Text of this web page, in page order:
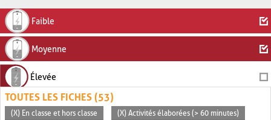
Faible
Moyenne
Élevée
TOUTES LES FICHES (53)
(X) En classe et hors classe (X) Activités élaborées (> 60 minutes)